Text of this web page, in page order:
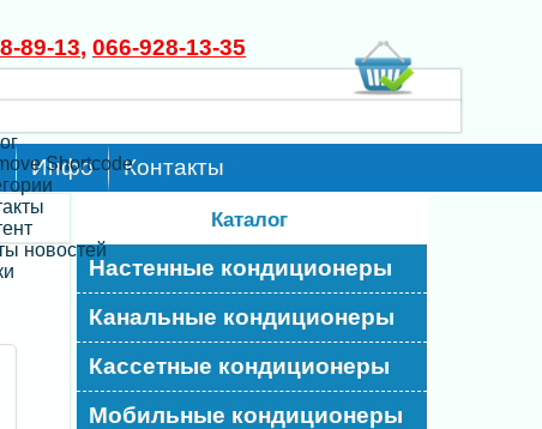
Shortcode
новостей
89-13, 066-928-13-35
Инфо Контакты
Каталог
Настенные кондиционеры
Канальные кондиционеры
Кассетные кондиционеры
Мобильные кондиционеры